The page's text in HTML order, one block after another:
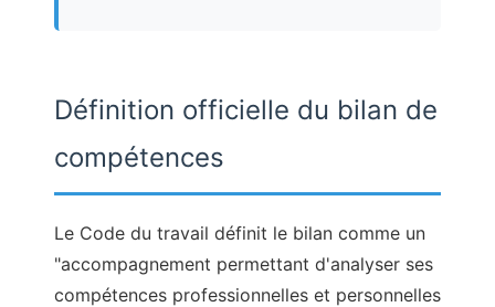
Définition officielle du bilan de
compétences
Le Code du travail définit le bilan comme un
"accompagnement permettant d'analyser ses
compétences professionnelles et personnelles